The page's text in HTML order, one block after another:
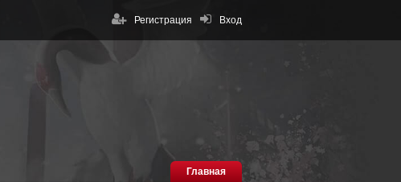
Вход
Регистрация
Главная